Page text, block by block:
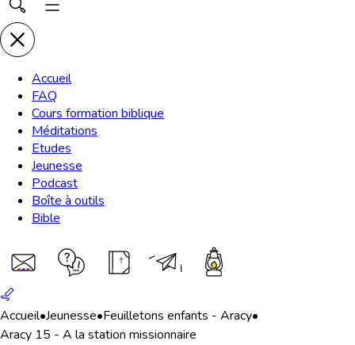
Accueil
FAQ
Cours formation biblique
Méditations
Etudes
Jeunesse
Podcast
Boîte à outils
Bible
Accueil•Jeunesse•Feuilletons enfants - Aracy•
Aracy 15 - A la station missionnaire